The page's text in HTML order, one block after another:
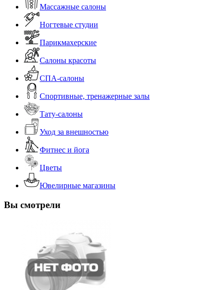
Массажные салоны
Ногтевые студии
Парикмахерские
Салоны красоты
СПА-салоны
Спортивные, тренажерные залы
Тату-салоны
Уход за внешностью
Фитнес и йога
Цветы
Ювелирные магазины
Вы смотрели